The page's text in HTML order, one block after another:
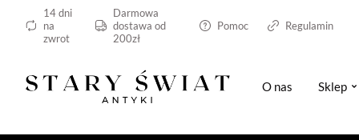
14 dni
na
zwrot
Darmowa
dostawa od
200zł
Pomoc Regulamin
O nas Sklep